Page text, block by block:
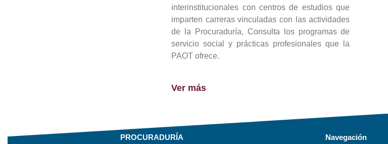
interinstitucionales con centros de estudios que
imparten carreras vinculadas con las actividades
de la Procuraduría, Consulta los programas de
servicio social y prácticas profesionales que la
PAOT ofrece.
Ver más
PROCURADURÍA Navegación